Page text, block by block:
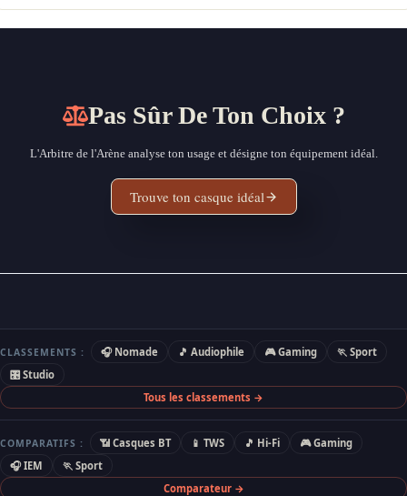
Pas Sûr De Ton Choix ?
L'Arbitre de l'Arène analyse ton usage et désigne ton équipement idéal.
Trouve ton casque idéal
CLASSEMENTS : 🎧 Nomade 🎵 Audiophile 🎮 Gaming
🏃 Sport
🎛 Studio
Tous les classements →
COMPARATIFS : 📶 Casques BT 📱 TWS 🎵 Hi-Fi
🎮 Gaming
🎧 IEM
🏃 Sport
Comparateur →